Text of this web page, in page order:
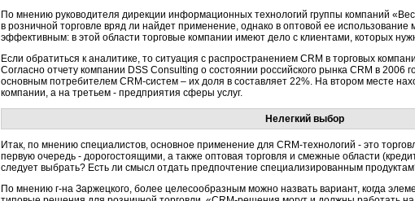
По мнению руководителя дирекции информационных технологий группы компаний
в розничной торговле вряд ли найдет применение, однако в оптовой ее
эффективным: в этой области торговые компании имеют дело с клиентами, которых
Если обратиться к аналитике, то ситуация с распространением CRM в торговых
Согласно отчету компании DSS Consulting о состоянии российского рынка CRM в 2006
основным потребителем CRM-систем – их доля в составляет 22%. На втором месте
компании, а на третьем - предприятия сферы услуг.
Нелегкий выбор
Итак, по мнению специалистов, основное применение для CRM-технологий - это
первую очередь - дорогостоящими, а также оптовая торговля и смежные области
следует выбрать? Есть ли смысл отдать предпочтение специализированным
По мнению г-на Заржецкого, более целесообразным можно назвать вариант, когда